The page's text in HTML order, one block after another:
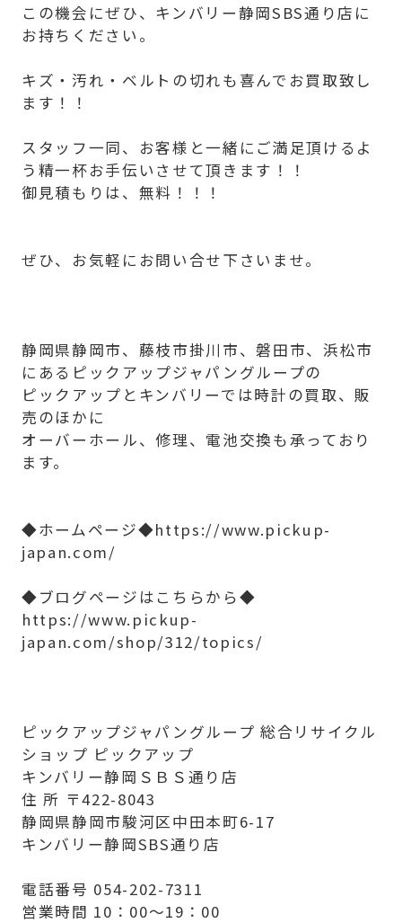
この機会にぜひ、キンバリー静岡SBS通り店に
お持ちください。
キズ・汚れ・ベルトの切れも喜んでお買取致し
ます！！
スタッフ一同、お客様と一緒にご満足頂けるよ
う精一杯お手伝いさせて頂きます！！
御見積もりは、無料！！！
ぜひ、お気軽にお問い合せ下さいませ。
静岡県静岡市、藤枝市掛川市、磐田市、浜松市
にあるピックアップジャパングループの
ピックアップとキンバリーでは時計の買取、販
売のほかに
オーバーホール、修理、電池交換も承っており
ます。
◆ホームページ◆https://www.pickup-
japan.com/
◆ブログページはこちらから◆
https://www.pickup-
japan.com/shop/312/topics/
ピックアップジャパングループ 総合リサイクル
ショップ ピックアップ
キンバリー静岡ＳＢＳ通り店
住 所 〒422-8043
静岡県静岡市駿河区中田本町6-17
キンバリー静岡SBS通り店
電話番号 054-202-7311
営業時間 10：00～19：00